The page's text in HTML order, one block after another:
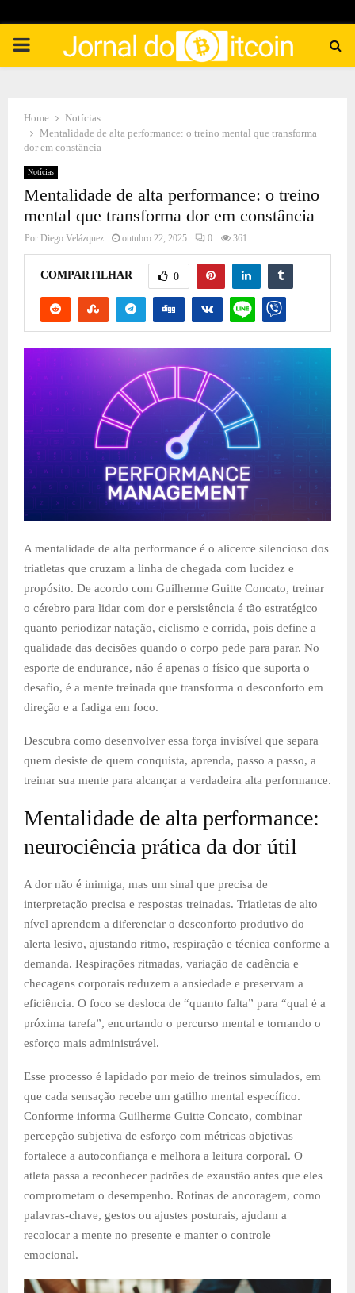
PRIMARY
Home
Notícias
Mentalidade de alta performance: o treino mental que transforma
dor em constância
Notícias
Mentalidade de alta performance: o treino
mental que transforma dor em constância
Por Diego Velázquez outubro 22, 2025 0 361
COMPARTILHAR 0
A mentalidade de alta performance é o alicerce silencioso dos
triatletas que cruzam a linha de chegada com lucidez e
propósito. De acordo com Guilherme Guitte Concato, treinar
o cérebro para lidar com dor e persistência é tão estratégico
quanto periodizar natação, ciclismo e corrida, pois define a
qualidade das decisões quando o corpo pede para parar. No
esporte de endurance, não é apenas o físico que suporta o
desafio, é a mente treinada que transforma o desconforto em
direção e a fadiga em foco.
Descubra como desenvolver essa força invisível que separa
quem desiste de quem conquista, aprenda, passo a passo, a
treinar sua mente para alcançar a verdadeira alta performance.
Mentalidade de alta performance:
neurociência prática da dor útil
A dor não é inimiga, mas um sinal que precisa de
interpretação precisa e respostas treinadas. Triatletas de alto
nível aprendem a diferenciar o desconforto produtivo do
alerta lesivo, ajustando ritmo, respiração e técnica conforme a
demanda. Respirações ritmadas, variação de cadência e
checagens corporais reduzem a ansiedade e preservam a
eficiência. O foco se desloca de “quanto falta” para “qual é a
próxima tarefa”, encurtando o percurso mental e tornando o
esforço mais administrável.
Esse processo é lapidado por meio de treinos simulados, em
que cada sensação recebe um gatilho mental específico.
Conforme informa Guilherme Guitte Concato, combinar
percepção subjetiva de esforço com métricas objetivas
fortalece a autoconfiança e melhora a leitura corporal. O
atleta passa a reconhecer padrões de exaustão antes que eles
comprometam o desempenho. Rotinas de ancoragem, como
palavras-chave, gestos ou ajustes posturais, ajudam a
recolocar a mente no presente e manter o controle
emocional.